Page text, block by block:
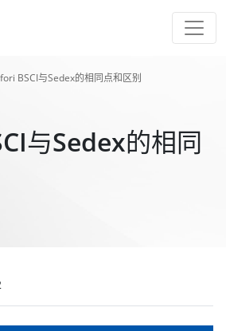
BSCI与Sedex的相同点和区别
与Sedex的相同